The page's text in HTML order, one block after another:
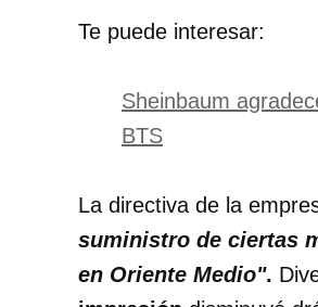
Te puede interesar:
Sheinbaum
BTS
La directiva de la
suministro de ciertas
en Oriente Medio".